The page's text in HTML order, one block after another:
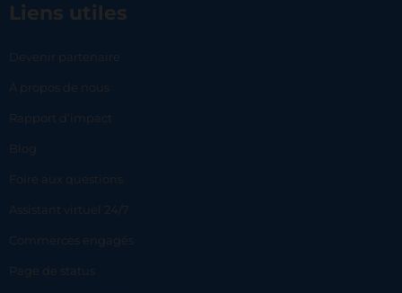
Liens utiles
Devenir partenaire
À propos de nous
Rapport d’impact
Blog
Foire aux questions
Assistant virtuel 24/7
Commerces engagés
Page de status